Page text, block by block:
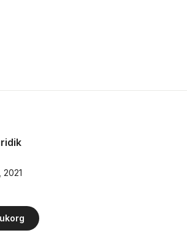
Totalt antal röster: